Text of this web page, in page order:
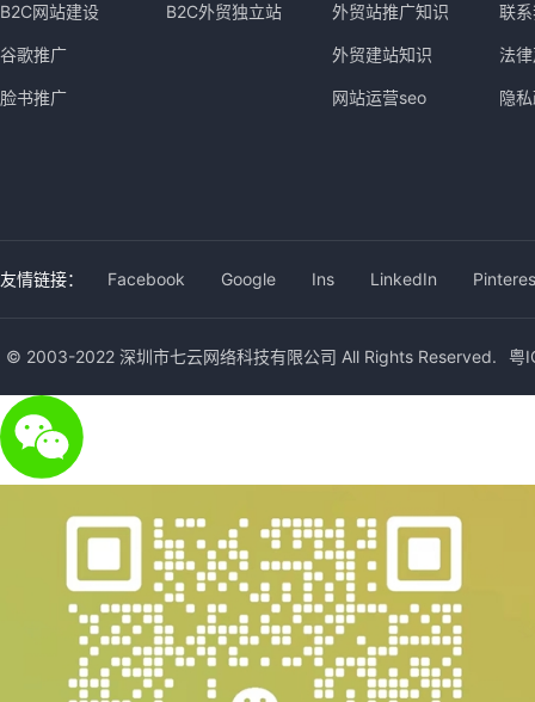
B2C网站建设
谷歌推广
脸书推广
B2C外贸独立站 外贸站推广知识
外贸建站知识
网站运营seo
联
法
隐
友情链接： Facebook Google Ins LinkedIn
© 2003-2022 深圳市七云网络科技有限公司 All Rights Reserved. 粤